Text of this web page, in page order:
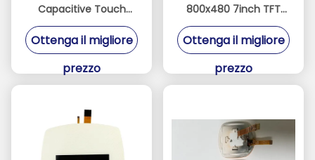
Capacitive Touch
Screen IPS 240 * 320
3/4 Interfaccia
Ottenga il migliore
prezzo
800x480 7inch TFT
LCD con l'interfaccia
di RGB
Ottenga il migliore
prezzo